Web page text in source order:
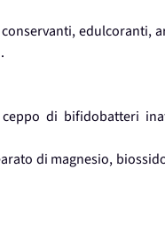
edulcoranti,
di bifidobatteri
di magnesio,